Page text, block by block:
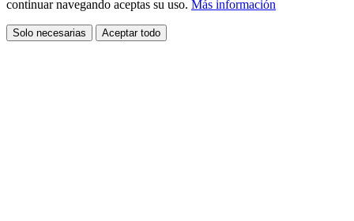
continuar navegando aceptas su uso. Más información
Solo necesarias Aceptar todo